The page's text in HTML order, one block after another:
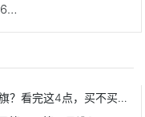
A
完这4点，买不买就懂了